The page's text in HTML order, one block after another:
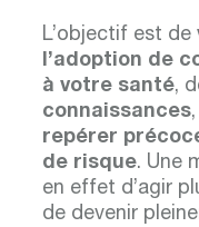
L’objectif est de
l’adoption de
à votre santé,
connaissances
repérer
de risque. Une
en effet d’agir
de devenir